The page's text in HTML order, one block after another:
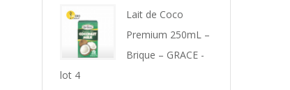
Lait de Coco
Premium 250mL –
Brique – GRACE -
lot 4